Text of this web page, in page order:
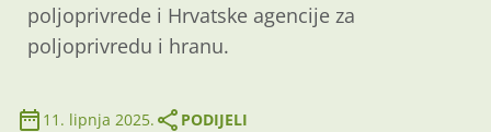
poljoprivrede i Hrvatske agencije za
poljoprivredu i hranu.
11. lipnja 2025. PODIJELI